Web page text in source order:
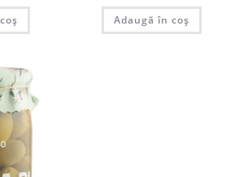
Adaugă în coș